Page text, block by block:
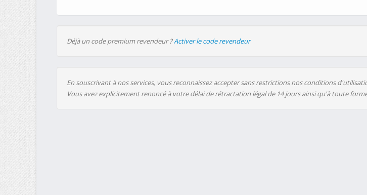
Déjà un code premium revendeur ?Activer le code revendeur
En souscrivant à nos services, vous reconnaissez accepter sans restrictions nos conditions
Vous avez explicitement renoncé à votre délai de rétractation légal de 14 jours ainsi qu'à toute